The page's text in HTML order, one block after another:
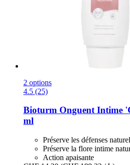
2 options
4.5 (25)
Bioturm Onguent Intime
ml
Préserve les défenses
Préserve la flore intime
Action apaisante